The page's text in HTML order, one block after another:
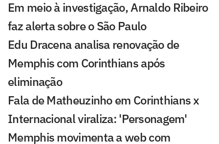
Em meio à investigação, Arnaldo Ribeiro
faz alerta sobre o São Paulo
Edu Dracena analisa renovação de
Memphis com Corinthians após
eliminação
Fala de Matheuzinho em Corinthians x
Internacional viraliza: 'Personagem'
Memphis movimenta a web com